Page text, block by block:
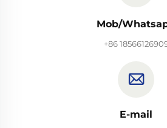
Mob/
+86
E-mail